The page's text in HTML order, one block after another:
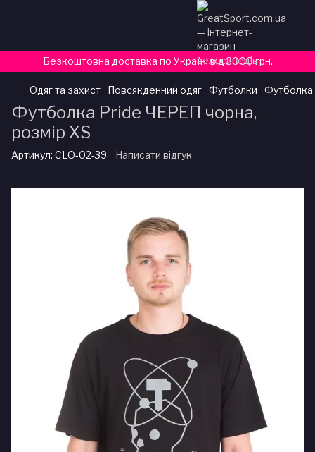
Безкоштовна доставка по Україні від 3000 грн.
Одяг та захист Повсякденний одяг Футболки Футболка
Футболка Pride ЧЕРЕП чорна,
розмір XS
Артикул: CLO-02-39 Написати відгук